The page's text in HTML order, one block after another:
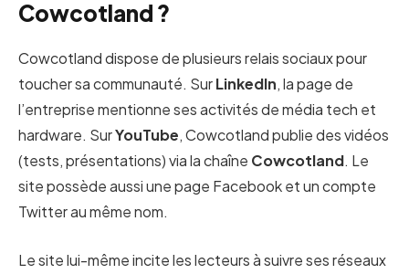
Cowcotland ?
Cowcotland dispose de plusieurs relais sociaux pour
toucher sa communauté. SurLinkedIn, la page de
l’entreprise mentionne ses activités de média tech et
hardware. SurYouTube, Cowcotland publie des vidéos
(tests, présentations) via la chaîne Cowcotland. Le
site possède aussi une page Facebook et un compte
Twitter au même nom.
Le site lui-même incite les lecteurs à suivre ses réseaux